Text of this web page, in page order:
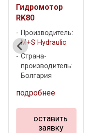
Гидромотор
RK80
Производитель:
M+S Hydraulic
Страна-
производитель:
Болгария
подробнее
оставить
заявку